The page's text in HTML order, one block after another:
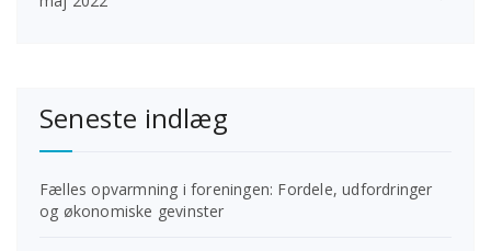
Seneste indlæg
Fælles opvarmning i foreningen: Fordele, udfordringer
og økonomiske gevinster